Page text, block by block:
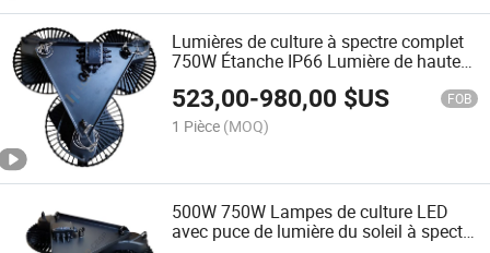
Lumières de culture à spectre complet
750W Étanche IP66 Lumière de haute
523,00-980,00 $US FOB
1 Pièce (MOQ)
500W 750W Lampes de culture LED
avec puce de lumière du soleil à spectre